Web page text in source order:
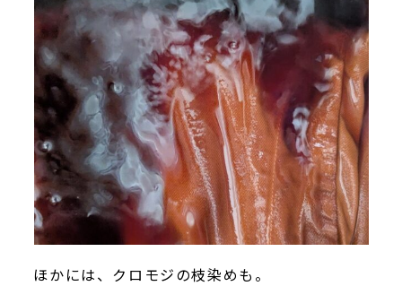
ほかには、クロモジの枝染めも。